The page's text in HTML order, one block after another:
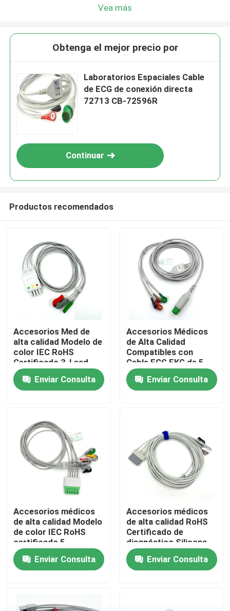
Productos
Sobre nosotros
Control de Calidad
Solicitar una cotización
El cable del sensor Spo2
Sensor disponible SPO2
Sensor reutilizable spO2
Vea más
Obtenga el mejor precio por
Laboratorios Espaciales Cable
de ECG de conexión directa
72713 CB-72596R
Continuar
Productos recomendados
Accesorios Med de
alta calidad Modelo de
color IEC RoHS
Certificado 3-Lead
Grabber ECG Leadwire
Compatible con Nihon
Kohden
Enviar Consulta
Accesorios Médicos
de Alta Calidad
Compatibles con
Cable ECG EKG de 5
Derivaciones M&B
AHA SnapEnviar Consulta
Accesorios médicos
de alta calidad Modelo
de color IEC RoHS
certificado 5
grabador de plomo
ECG ECG Leadwire
para el paciente
Enviar Consulta
Accesorios médicos
de alta calidad RoHS
Certificado de
diagnóstico Silicona
IEC Color 3-Lead
Grabber ECG Cable
Leadwire
Enviar Consulta